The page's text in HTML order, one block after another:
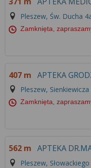
Pleszew, Św. Ducha
Zamknięta,
407 m APTEKA
Pleszew, Sienkiewicza
Zamknięta,
562 m APTEKA
Pleszew,